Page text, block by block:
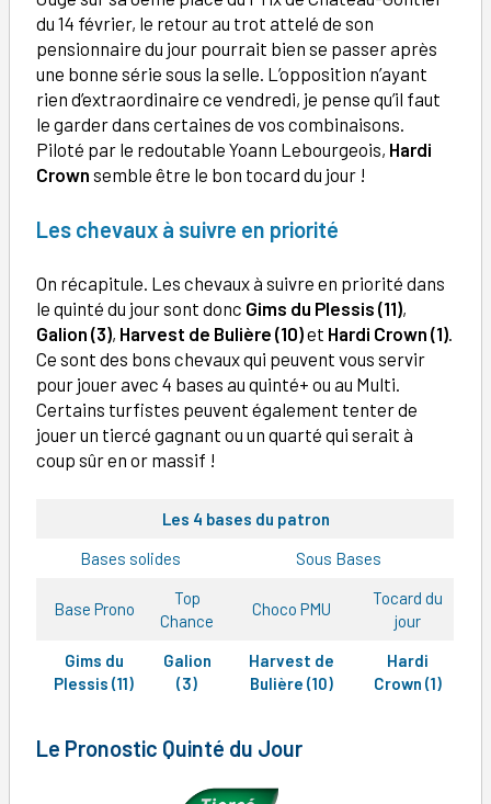
du 14 février, le retour au trot attelé de son
pensionnaire du jour pourrait bien se passer après
une bonne série sous la selle. L’opposition n’ayant
rien d’extraordinaire ce vendredi, je pense qu’il faut
le garder dans certaines de vos combinaisons.
Piloté par le redoutable Yoann Lebourgeois, Hardi
Crown semble être le bon tocard du jour !
Les chevaux à suivre en priorité
On récapitule. Les chevaux à suivre en priorité dans
le quinté du jour sont donc Gims du Plessis (11),
Galion (3), Harvest de Bulière (10)et Hardi Crown (1).
Ce sont des bons chevaux qui peuvent vous servir
pour jouer avec 4 bases au quinté+ ou au Multi.
Certains turfistes peuvent également tenter de
jouer un tiercé gagnant ou un quarté qui serait à
coup sûr en or massif !
Les 4 bases du patron
Bases solides
Sous Bases
Base Prono
Top
Chance
Choco PMU
Tocard du
jour
Gims du
Plessis (11)
Galion
(3)
Harvest de
Bulière (10)
Hardi
Crown (1)
Le Pronostic Quinté du Jour